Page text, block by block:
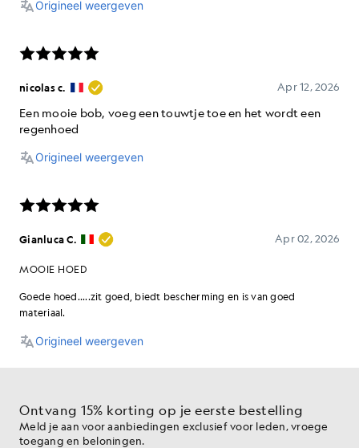
Ontvang 15% korting op je eerste bestelling
Meld je aan voor aanbiedingen exclusief voor leden, vroege
toegang en beloningen.